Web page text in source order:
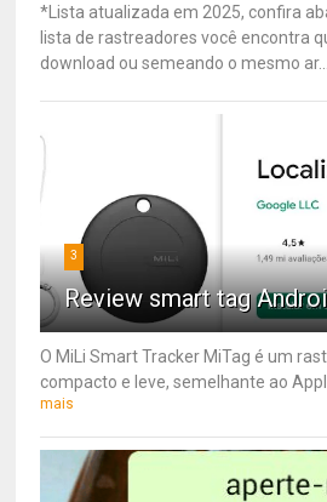
*Lista atualizada em 2025, confira
lista de rastreadores você encontra
download ou semeando o mesmo ar...
3
Review smart tag
O MiLi Smart Tracker MiTag é um
compacto e leve, semelhante ao
mais